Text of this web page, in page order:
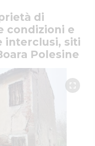
di
condizioni e
interclusi, siti
Polesine